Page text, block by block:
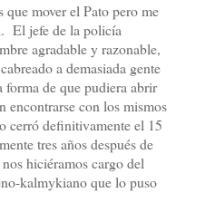
mover el Pato pero me
El jefe de la policía
agradable y razonable,
a demasiada gente
de que pudiera abrir
encontrarse con los mismos
cerró definitivamente el 15
tres años después de
hiciéramos cargo del
kalmykiano que lo puso